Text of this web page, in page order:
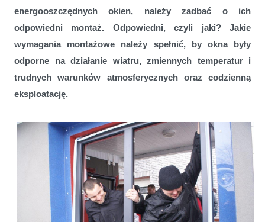
energooszczędnych okien, należy zadbać o ich
odpowiedni montaż. Odpowiedni, czyli jaki? Jakie
wymagania montażowe należy spełnić, by okna były
odporne na działanie wiatru, zmiennych temperatur i
trudnych warunków atmosferycznych oraz codzienną
eksploatację.